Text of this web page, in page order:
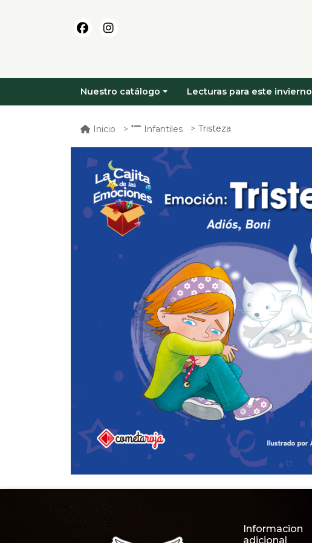
Nuestro catálogo Lecturas para este invierno
Inicio Infantiles Tristeza
Informacion
adicional